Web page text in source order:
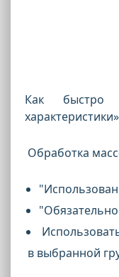
Как быстро
Обработка
в выбранной